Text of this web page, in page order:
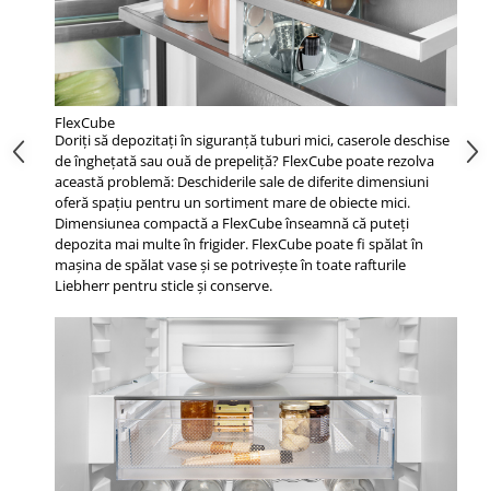
FlexCube
Doriți să depozitați în siguranță tuburi mici, caserole deschise
de înghețată sau ouă de prepeliță? FlexCube poate rezolva
această problemă: Deschiderile sale de diferite dimensiuni
oferă spațiu pentru un sortiment mare de obiecte mici.
Dimensiunea compactă a FlexCube înseamnă că puteți
depozita mai multe în frigider. FlexCube poate fi spălat în
mașina de spălat vase și se potrivește în toate rafturile
Liebherr pentru sticle și conserve.